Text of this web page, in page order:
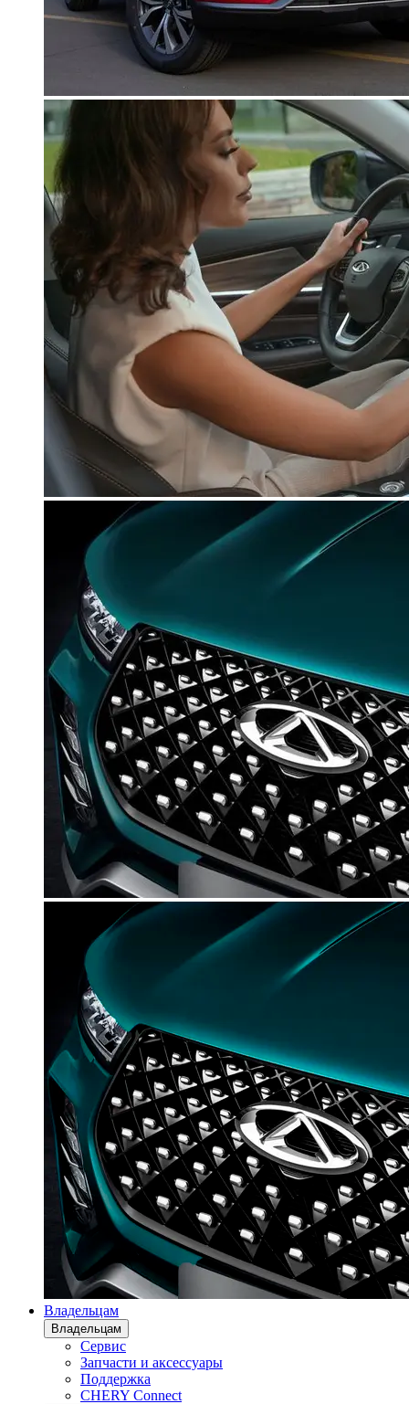
Владельцам
Владельцам
Сервис
Запчасти и аксессуары
Поддержка
CHERY Connect